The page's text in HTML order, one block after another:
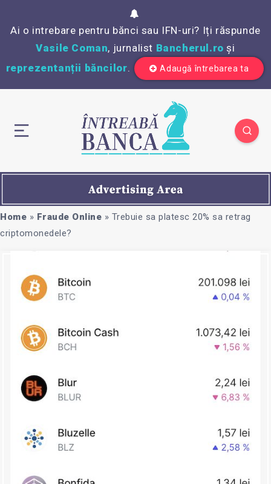
Ai o intrebare pentru bănci sau IFN-uri? Iți răspunde
Vasile Coman, jurnalist Bancherul.ro și
reprezentanții băncilor. Adaugă întrebarea ta
Home » Fraude Online » Trebuie sa platesc 20% sa retrag
criptomonedele?